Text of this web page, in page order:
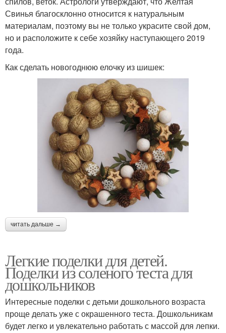
Свинья благосклонно относится к натуральным
материалам, поэтому вы не только украсите свой дом,
но и расположите к себе хозяйку наступающего 2019
года.
Как сделать новогоднюю елочку из шишек:
читать дальше →
Легкие поделки для детей.
Поделки из соленого теста для
дошкольников
Интересные поделки с детьми дошкольного возраста
проще делать уже с окрашенного теста. Дошкольникам
будет легко и увлекательно работать с массой для лепки.